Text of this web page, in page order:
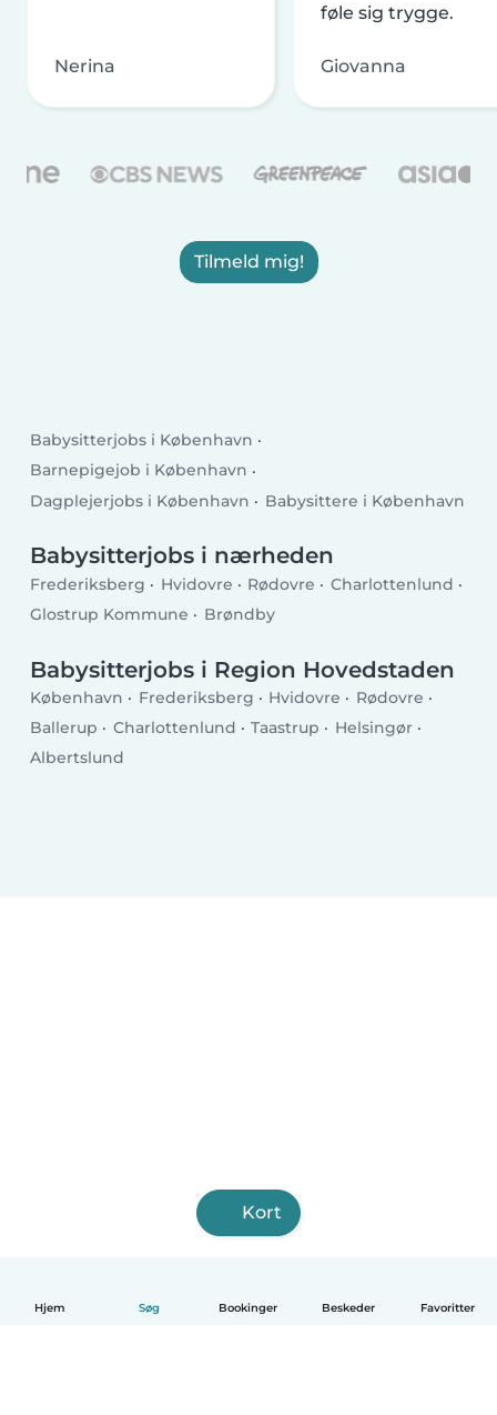
Hjem Søg Bookinger Beskeder Favoritter
Nerina
føle sig trygge.
Giovanna
Tilmeld mig!
Babysitterjobs i København
Barnepigejob i København
Dagplejerjobs i København
Babysittere i København
Babysitterjobs i nærheden
Frederiksberg Hvidovre Rødovre
Charlottenlund
Glostrup Kommune
Brøndby
Babysitterjobs i Region Hovedstaden
København Frederiksberg Hvidovre
Rødovre
Ballerup
Charlottenlund Taastrup
Helsingør
Albertslund
Kort